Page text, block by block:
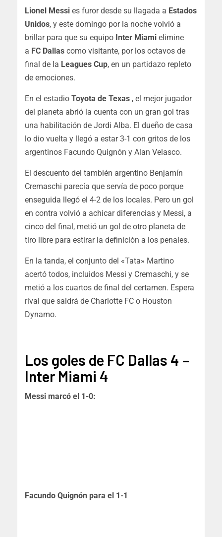
Lionel Messi es furor desde su llagada a Estados
Unidos, y este domingo por la noche volvió a
brillar para que su equipo Inter Miami elimine
a FC Dallas como visitante, por los octavos de
final de la Leagues Cup, en un partidazo repleto
de emociones.
En el estadio Toyota de Texas , el mejor jugador
del planeta abrió la cuenta con un gran gol tras
una habilitación de Jordi Alba. El dueño de casa
lo dio vuelta y llegó a estar 3-1 con gritos de los
argentinos Facundo Quignón y Alan Velasco.
El descuento del también argentino Benjamín
Cremaschi parecía que servía de poco porque
enseguida llegó el 4-2 de los locales. Pero un gol
en contra volvió a achicar diferencias y Messi, a
cinco del final, metió un gol de otro planeta de
tiro libre para estirar la definición a los penales.
En la tanda, el conjunto del «Tata» Martino
acertó todos, incluidos Messi y Cremaschi, y se
metió a los cuartos de final del certamen. Espera
rival que saldrá de Charlotte FC o Houston
Dynamo.
Los goles de FC Dallas 4 –
Inter Miami 4
Messi marcó el 1-0:
Facundo Quignón para el 1-1